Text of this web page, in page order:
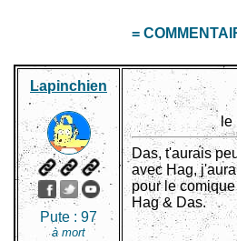
=
Lapinchien
Pute : 97
à mort
le
Das, t'aurais
avec Hag,
pour le
Hag & Das.